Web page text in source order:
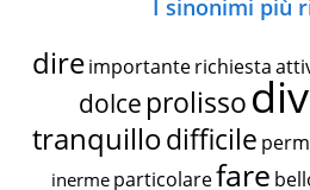
I sinonimi più
dire importante richiesta
dolce prolisso
tranquillodifficile
inerme particolarefare